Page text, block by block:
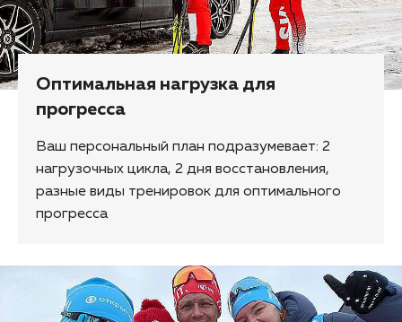
Оптимальная нагрузка для
прогресса
Ваш персональный план подразумевает: 2
нагрузочных цикла, 2 дня восстановления,
разные виды тренировок для оптимального
прогресса